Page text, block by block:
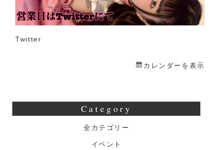
Twitter
カレンダーを表示
Category
全カテゴリー
イベント